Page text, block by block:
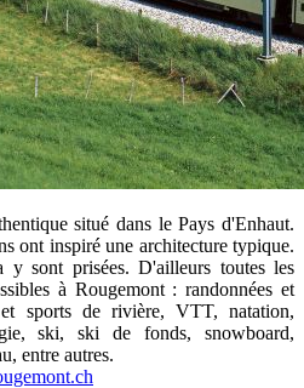
situé dans le Pays d'Enhaut.
ont inspiré une architecture typique.
sont prisées. D'ailleurs toutes les
à Rougemont : randonnées et
sports de rivière, VTT, natation,
ski, ski de fonds, snowboard,
entre autres.